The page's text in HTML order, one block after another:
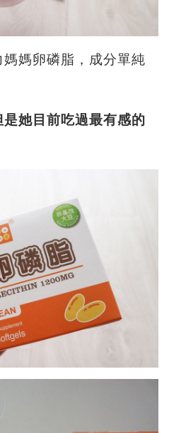
媽卵磷脂，成分單純
她目前吃過最有感的